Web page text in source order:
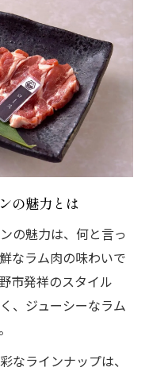
の魅力とは
の魅力は、何と言っ
なラム肉の味わいで
市発祥のスタイル
、ジューシーなラム
なラインナップは、